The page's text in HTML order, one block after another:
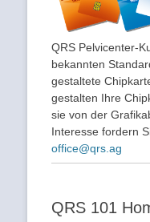
QRS Pelvicenter-
bekannten
gestaltete
gestalten Ihre
sie von der
Interesse fordern
office@qrs.ag
QRS 101